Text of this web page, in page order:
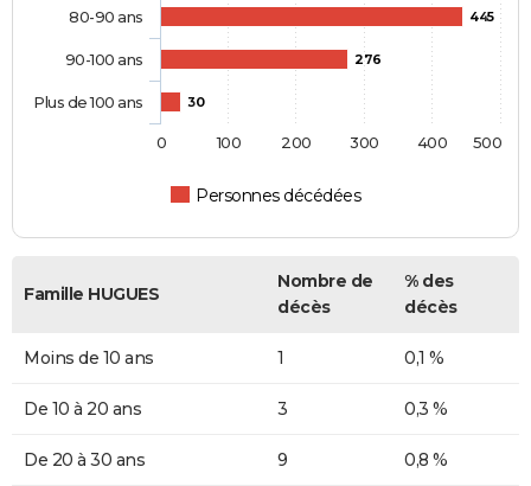
445
276
30
Personnes décédées
80-90 ans
90-100 ans
Plus de 100 ans
0 100 200 300 400 500
Famille HUGUES
Nombre de
décès
% des
décès
Moins de 10 ans 1 0,1 %
De 10 à 20 ans 3 0,3 %
De 20 à 30 ans 9 0,8 %